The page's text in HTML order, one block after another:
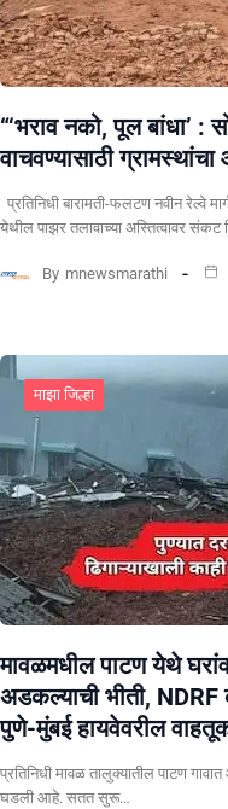
“‘भराव नको, पूल बांधा’ :
वाचवण्यासाठी
प्रतिनिधी बारामती-फलटण नवीन रेल्वे
येथील पाझर तलावाच्या अस्तित्वावर संकट
By mnewsmarathi
माझा जिल्हा
मावळमधील पाटण येथे
अडकल्याची भीती, NDRF
पुणे-मुंबई हायवेवरील
​प्रतिनिधी मावळ तालुक्यातील पाटण
घडली आहे. सतत सुरू…